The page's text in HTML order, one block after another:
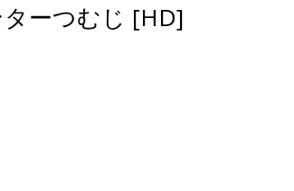
ーつむじ [HD]